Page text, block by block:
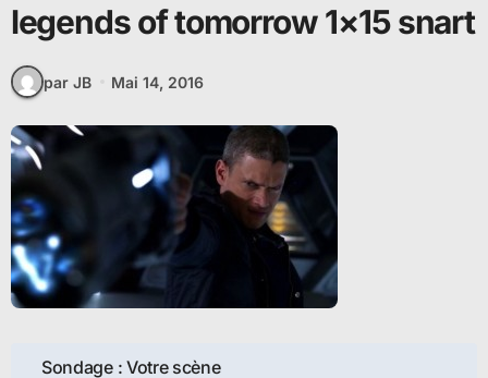
legends of tomorrow 1×15 snart
par JB Mai 14, 2016
Navigation
Sondage : Votre scène